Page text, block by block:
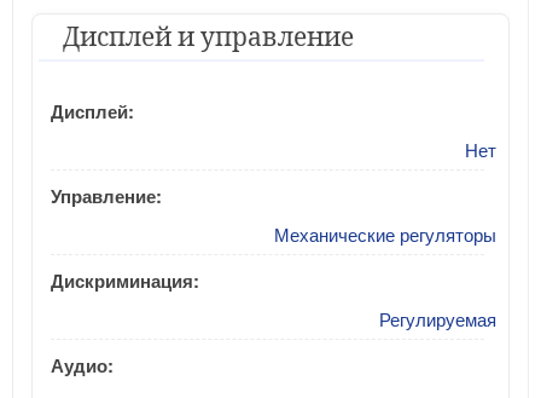
Дисплей и управление
Дисплей:
Нет
Управление:
Механические регуляторы
Дискриминация:
Регулируемая
Аудио: